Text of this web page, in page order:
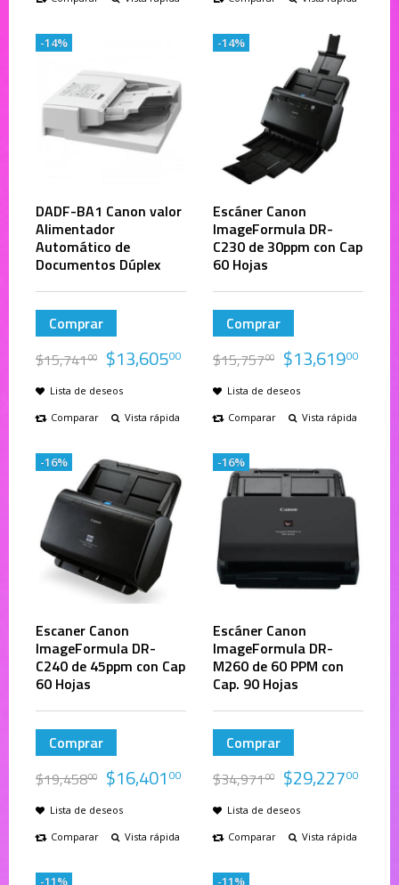
DADF-BA1 Canon valor
Alimentador
Automático de
Documentos Dúplex
Comprar
$15,74100 $13,60500
Lista de deseos
Comparar
Vista rápida
-14%
Escáner Canon
ImageFormula DR-
C230 de 30ppm con Cap
60 Hojas
Comprar
$15,75700 $13,61900
Lista de deseos
Comparar
Vista rápida
-14%
Escaner Canon
ImageFormula DR-
C240 de 45ppm con Cap
60 Hojas
Comprar
$19,45800 $16,401 00
Lista de deseos
Comparar
Vista rápida
-16%
Escáner Canon
ImageFormula DR-
M260 de 60 PPM con
Cap. 90 Hojas
Comprar
$34,97100 $29,22700
Lista de deseos
Comparar
Vista rápida
-16%
-11% -11%